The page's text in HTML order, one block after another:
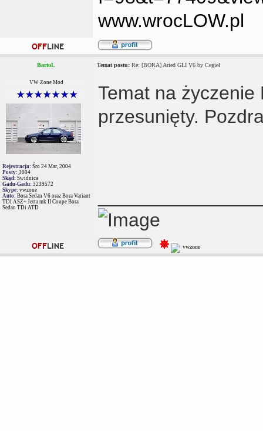
www.wrocLOW.pl
BartoL Temat postu: Re: [BORA] Aried GLI V6 by Cegieł
VW Zone Mod
Rejestracja: Śro 24 Mar, 2004
Posty: 3004
Skąd: Świdnica
Gadu-Gadu: 3239572
Skype: vwzone
Auto: Bora Sedan V6 oraz Bora Variant
TDI ASZ+ Jetta mk II Coupe Bora
Sedan TDi ATD
Temat na
przesunięty.